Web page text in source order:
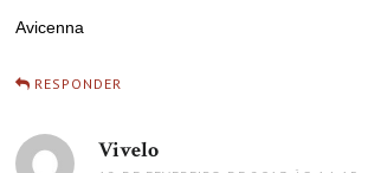
Avicenna
RESPONDER
Vivelo